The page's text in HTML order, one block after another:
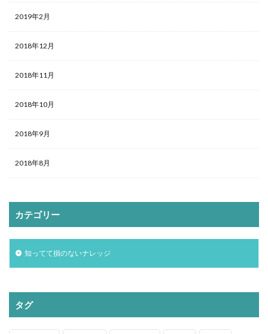
2019年2月
2018年12月
2018年11月
2018年10月
2018年9月
2018年8月
カテゴリー
知ってて損のないナレッジ
タグ